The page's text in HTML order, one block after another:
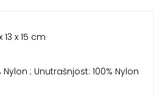
x 15 cm
Nylon ; Unutrašnjost: 100% Nylon